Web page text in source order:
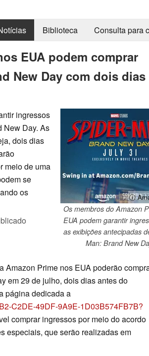
Biblioteca Consulta para
EUA podem comprar
New Day com dois dias
ⓘ
Os membros do Amazon
EUA podem garantir
as exibições antecipadas
Man: Brand New
ingressos
New Day. As
dois dias
meio de uma
se
os
Amazon Prime nos EUA poderão
em 29 de julho, dois dias antes do
página dedicada a
C2DE-49DF-9A9E-1D03B574FB7B?
comprar ingressos por meio do acordo
especiais, que serão realizadas em